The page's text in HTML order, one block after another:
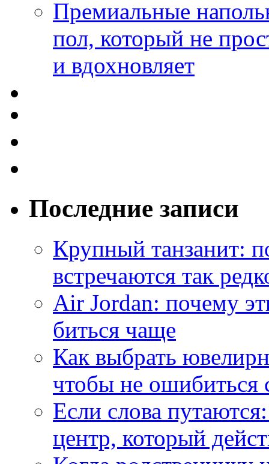
Премиальные
пол, который не
и вдохновляет
Последние записи
Крупный танзанит:
встречаются так
Air Jordan: почему
биться чаще
Как выбрать
чтобы не ошибиться
Если слова
центр, который